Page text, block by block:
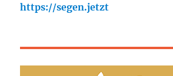
https://segen.jetzt